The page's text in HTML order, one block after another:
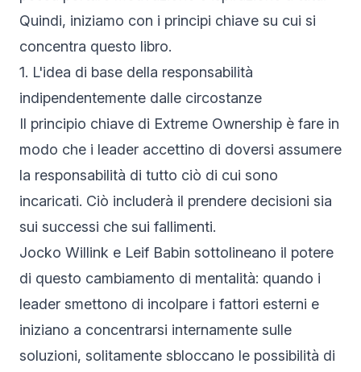
Quindi, iniziamo con i principi chiave su cui si
concentra questo libro.
1. L'idea di base della responsabilità
indipendentemente dalle circostanze
Il principio chiave di Extreme Ownership è fare in
modo che i leader accettino di doversi assumere
la responsabilità di tutto ciò di cui sono
incaricati. Ciò includerà il prendere decisioni sia
sui successi che sui fallimenti.
Jocko Willink e Leif Babin sottolineano il potere
di questo cambiamento di mentalità: quando i
leader smettono di incolpare i fattori esterni e
iniziano a concentrarsi internamente sulle
soluzioni, solitamente sbloccano le possibilità di